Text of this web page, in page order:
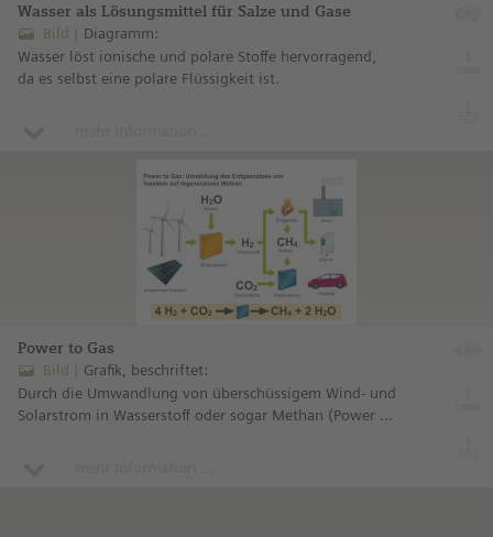
Wasser als Lösungsmittel für Salze und Gase
Bild
Diagramm:
Wasser löst ionische und polare Stoffe hervorragend,
da es selbst eine polare Flüssigkeit ist.
Power to Gas
Bild
Grafik, beschriftet:
Durch die Umwandlung von überschüssigem Wind- und
Solarstrom in Wasserstoff oder sogar Methan (Power to